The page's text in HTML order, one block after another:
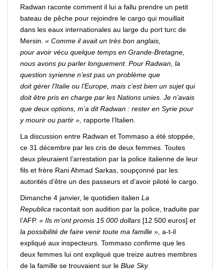
Radwan raconte comment il lui a fallu prendre un petit
bateau de pêche pour rejoindre le cargo qui mouillait
dans les eaux internationales au large du port turc de
Mersin. « Comme il avait un très bon anglais,
pour avoir vécu quelque temps en Grande-Bretagne
nous avons pu parler longuement. Pour Radwan, la
question syrienne n’est pas un problème que
doit gérer l’Italie ou l’Europe, mais c’est bien un sujet qui
doit être pris en charge par les Nations unies. Je n’avais
que deux options, m’a dit Radwan : rester en Syrie pour
y mourir ou partir », rapporte l’Italien.
La discussion entre Radwan et Tommaso a été stoppée,
ce 31 décembre par les cris de deux femmes. Toutes
deux pleuraient l’arrestation par la police italienne de leur
fils et frère Rani Ahmad Sarkas, soupçonné par les
autorités d’être un des passeurs et d’avoir piloté le cargo.
Dimanche 4 janvier, le quotidien italien La
Republica racontait son audition par la police, traduite par
l’AFP. « Ils m’ont promis 15 000 dollars [12 500 euros] et
la possibilité de faire venir toute ma famille », a-t-il
expliqué aux inspecteurs. Tommaso confirme que les
deux femmes lui ont expliqué que treize autres membres
de la famille se trouvaient sur le Blue Sky.